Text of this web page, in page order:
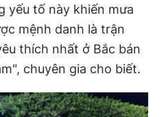
yếu tố này khiến mưa
mệnh danh là trận
thích nhất ở Bắc bán
chuyên gia cho biết.